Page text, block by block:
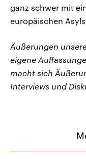
ganz schwer mit
europäischen
Äußerungen
eigene
macht sich
Interviews und